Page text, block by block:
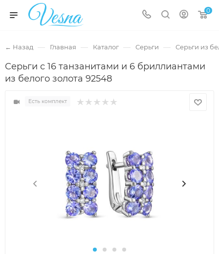
0
← Назад — Главная — Каталог — Серьги — Серьги из
Серьги с 16 танзанитами и 6 бриллиантами
из белого золота 92548
Есть комплект